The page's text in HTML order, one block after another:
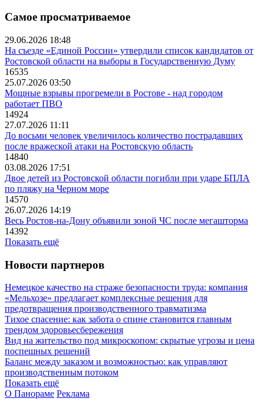
Самое просматриваемое
29.06.2026 18:48
На съезде «Единой России» утвердили список кандидатов от
Ростовской области на выборы в Государственную Думу
16535
25.07.2026 03:50
Мощные взрывы прогремели в Ростове - над городом
работает ПВО
14924
27.07.2026 11:11
До восьми человек увеличилось количество пострадавших
после вражеской атаки на Ростовскую область
14840
03.08.2026 17:51
Двое детей из Ростовской области погибли при ударе БПЛА
по пляжу на Черном море
14570
26.07.2026 14:19
Весь Ростов-на-Дону объявили зоной ЧС после мегашторма
14392
Показать ещё
Новости партнеров
Немецкое качество на страже безопасности труда: компания
«Мельхозе» предлагает комплексные решения для
предотвращения производственного травматизма
Тихое спасение: как забота о спине становится главным
трендом здоровьесбережения
Вид на жительство под микроскопом: скрытые угрозы и цена
поспешных решений
Баланс между заказом и возможностью: как управляют
производственным потоком
Показать ещё
О Панораме Реклама